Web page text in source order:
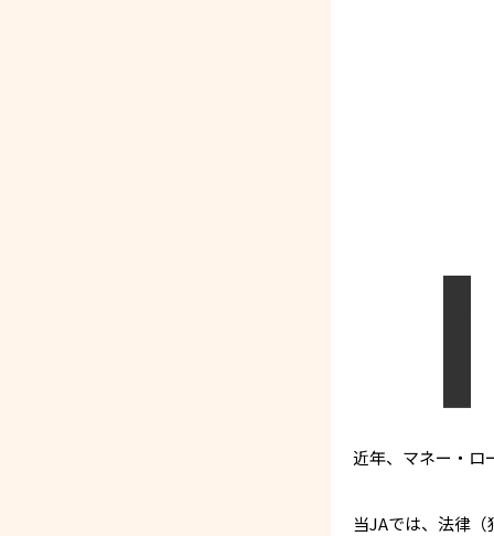
近年、マネー・ロ
当JAでは、法律